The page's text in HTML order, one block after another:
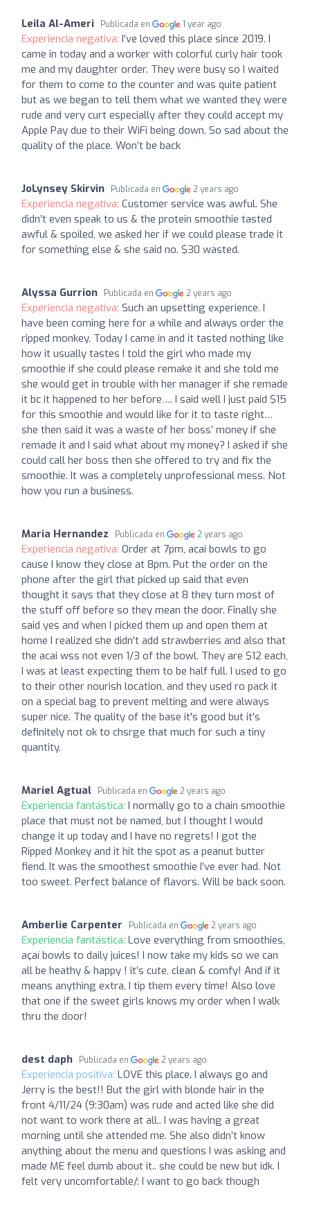
Leila Al-Ameri Publicada en 1 year ago
Experiencia negativa: I’ve loved this place since 2019. I
came in today and a worker with colorful curly hair took
me and my daughter order. They were busy so I waited
for them to come to the counter and was quite patient
but as we began to tell them what we wanted they were
rude and very curt especially after they could accept my
Apple Pay due to their WiFi being down. So sad about the
quality of the place. Won’t be back
JoLynsey Skirvin Publicada en 2 years ago
Experiencia negativa: Customer service was awful. She
didn’t even speak to us & the protein smoothie tasted
awful & spoiled, we asked her if we could please trade it
for something else & she said no. $30 wasted.
Alyssa Gurrion Publicada en 2 years ago
Experiencia negativa: Such an upsetting experience. I
have been coming here for a while and always order the
ripped monkey. Today I came in and it tasted nothing like
how it usually tastes I told the girl who made my
smoothie if she could please remake it and she told me
she would get in trouble with her manager if she remade
it bc it happened to her before…. I said well I just paid $15
for this smoothie and would like for it to taste right…
she then said it was a waste of her boss’ money if she
remade it and I said what about my money? I asked if she
could call her boss then she offered to try and fix the
smoothie. It was a completely unprofessional mess. Not
how you run a business.
Maria Hernandez Publicada en 2 years ago
Experiencia negativa: Order at 7pm, acai bowls to go
cause I know they close at 8pm. Put the order on the
phone after the girl that picked up said that even
thought it says that they close at 8 they turn most of
the stuff off before so they mean the door. Finally she
said yes and when I picked them up and open them at
home I realized she didn't add strawberries and also that
the acai wss not even 1/3 of the bowl. They are $12 each,
I was at least expecting them to be half full. I used to go
to their other nourish location, and they used ro pack it
on a special bag to prevent melting and were always
super nice. The quality of the base it's good but it's
definitely not ok to chsrge that much for such a tiny
quantity.
Mariel Agtual Publicada en 2 years ago
Experiencia fantástica: I normally go to a chain smoothie
place that must not be named, but I thought I would
change it up today and I have no regrets! I got the
Ripped Monkey and it hit the spot as a peanut butter
fiend. It was the smoothest smoothie I’ve ever had. Not
too sweet. Perfect balance of flavors. Will be back soon.
Amberlie Carpenter Publicada en 2 years ago
Experiencia fantástica: Love everything from smoothies,
açaí bowls to daily juices! I now take my kids so we can
all be heathy & happy ! it’s cute, clean & comfy! And if it
means anything extra, I tip them every time! Also love
that one if the sweet girls knows my order when I walk
thru the door!
dest daph Publicada en 2 years ago
Experiencia positiva: LOVE this place. I always go and
Jerry is the best!! But the girl with blonde hair in the
front 4/11/24 (9:30am) was rude and acted like she did
not want to work there at all.. I was having a great
morning until she attended me. She also didn’t know
anything about the menu and questions I was asking and
made ME feel dumb about it.. she could be new but idk. I
felt very uncomfortable/: I want to go back though